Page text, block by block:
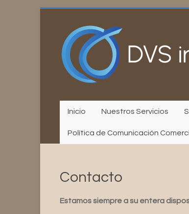
contenido
Inicio Nuestros Servicios
Política de Comunicación
Contacto
Estamos siempre a su entera